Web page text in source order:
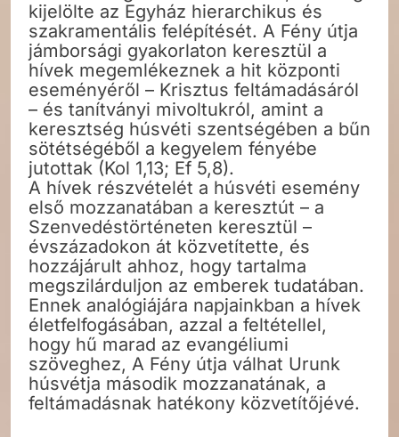
kijelölte az Egyház hierarchikus és
szakramentális felépítését. A Fény útja
jámborsági gyakorlaton keresztül a
hívek megemlékeznek a hit központi
eseményéről – Krisztus feltámadásáról
– és tanítványi mivoltukról, amint a
keresztség húsvéti szentségében a bűn
sötétségéből a kegyelem fényébe
jutottak (Kol 1,13; Ef 5,8).
A hívek részvételét a húsvéti esemény
első mozzanatában a keresztút – a
Szenvedéstörténeten keresztül –
évszázadokon át közvetítette, és
hozzájárult ahhoz, hogy tartalma
megszilárduljon az emberek tudatában.
Ennek analógiájára napjainkban a hívek
életfelfogásában, azzal a feltétellel,
hogy hű marad az evangéliumi
szöveghez, A Fény útja válhat Urunk
húsvétja második mozzanatának, a
feltámadásnak hatékony közvetítőjévé.